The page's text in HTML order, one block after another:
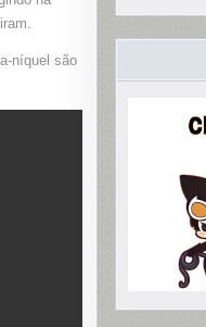
níquel são